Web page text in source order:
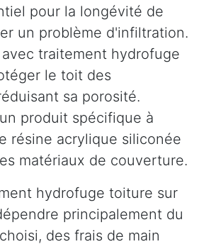
pour la longévité de
un problème d'infiltration.
traitement hydrofuge
le toit des
sa porosité.
produit spécifique à
résine acrylique siliconée
matériaux de couverture.
hydrofuge toiture sur
principalement du
des frais de main